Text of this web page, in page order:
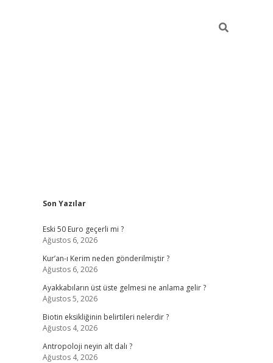
Sidebar
Son Yazılar
Eski 50 Euro geçerli mi ?
Ağustos 6, 2026
Kur’an-ı Kerim neden gönderilmiştir ?
Ağustos 6, 2026
Ayakkabıların üst üste gelmesi ne anlama gelir ?
Ağustos 5, 2026
Biotin eksikliğinin belirtileri nelerdir ?
Ağustos 4, 2026
Antropoloji neyin alt dalı ?
Ağustos 4, 2026